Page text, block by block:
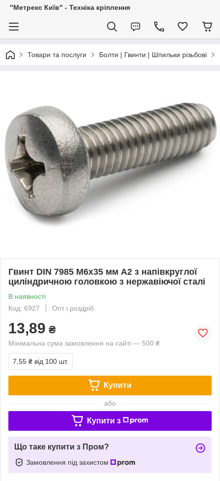
"Метрекс Київ" - Техніка кріплення
Товари та послуги Болти | Гвинти | Шпильки різьбові
Гвинт DIN 7985 М6х35 мм А2 з напівкруглої
циліндричною головкою з нержавіючої сталі
В наявності
Код: 6927
Опт і роздріб
13,89 ₴
Мінімальна сума замовлення на сайті — 500 ₴
7,55 ₴ від 100 шт.
Купити
або
Купити з
Що таке купити з Пром?
Замовлення під захистом